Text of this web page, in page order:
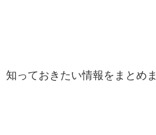
っておきたい情報をまとめま